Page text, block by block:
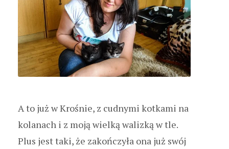
A to już w Krośnie, z cudnymi kotkami na
kolanach i z moją wielką walizką w tle.
Plus jest taki, że zakończyła ona już swój